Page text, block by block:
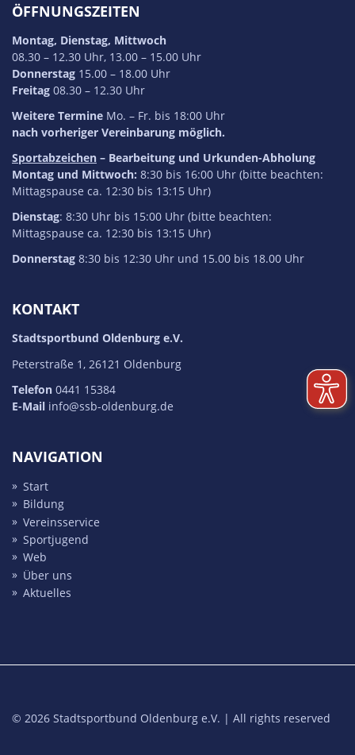
ÖFFNUNGSZEITEN
Montag, Dienstag, Mittwoch
08.30 – 12.30 Uhr, 13.00 – 15.00 Uhr
Donnerstag 15.00 – 18.00 Uhr
Freitag 08.30 – 12.30 Uhr
Weitere Termine Mo. – Fr. bis 18:00 Uhr
nach vorheriger Vereinbarung möglich.
Sportabzeichen – Bearbeitung und Urkunden-Abholung
Montag und Mittwoch: 8:30 bis 16:00 Uhr (bitte beachten:
Mittagspause ca. 12:30 bis 13:15 Uhr)
Dienstag: 8:30 Uhr bis 15:00 Uhr (bitte beachten:
Mittagspause ca. 12:30 bis 13:15 Uhr)
Donnerstag 8:30 bis 12:30 Uhr und 15.00 bis 18.00 Uhr
KONTAKT
Stadtsportbund Oldenburg e.V.
Peterstraße 1, 26121 Oldenburg
Telefon 0441 15384
E-Mail info@ssb-oldenburg.de
NAVIGATION
Start
Bildung
Vereins­service
Sport­jugend
Web
Über uns
Aktuelles
© 2026 Stadtsportbund Oldenburg e.V. | All rights reserved